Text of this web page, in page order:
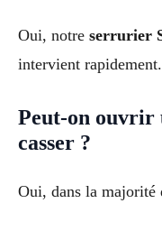
Oui, notre serrurier
intervient rapidement.
Peut-on ouvrir
casser ?
Oui, dans la majorité